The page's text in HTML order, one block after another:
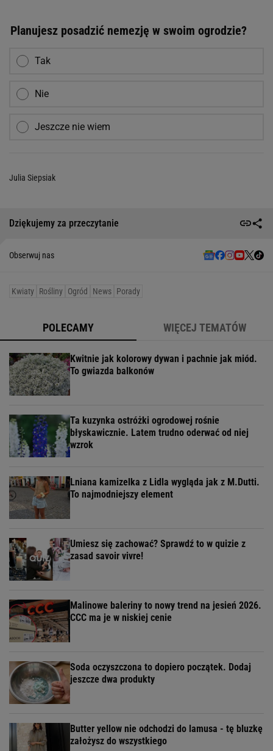
Planujesz posadzić nemezję w swoim ogrodzie?
Tak
Nie
Jeszcze nie wiem
Julia Siepsiak
Dziękujemy za przeczytanie
Obserwuj nas
Kwiaty Rośliny Ogród News Porady
POLECAMY WIĘCEJ TEMATÓW
Kwitnie jak kolorowy dywan i pachnie jak miód.
To gwiazda balkonów
Ta kuzynka ostróżki ogrodowej rośnie
błyskawicznie. Latem trudno oderwać od niej
wzrok
Lniana kamizelka z Lidla wygląda jak z M.Dutti.
To najmodniejszy element
Umiesz się zachować? Sprawdź to w quizie z
zasad savoir vivre!
Malinowe baleriny to nowy trend na jesień 2026.
CCC ma je w niskiej cenie
Soda oczyszczona to dopiero początek. Dodaj
jeszcze dwa produkty
Butter yellow nie odchodzi do lamusa - tę bluzkę
założysz do wszystkiego